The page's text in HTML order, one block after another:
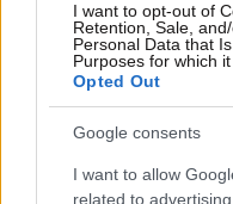
I want to opt-out of
Retention, Sale,
Personal Data that
Purposes for which it
Opted Out
Google consents
I want to allow
related to
16·12·2021 10:16
Γλυκά Νερά: Πώς